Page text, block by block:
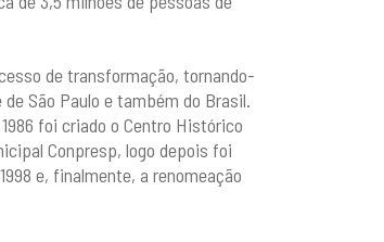
de transformação, tornando-
São Paulo e também do Brasil.
foi criado o Centro Histórico
Conpresp, logo depois foi
e, finalmente, a renomeação